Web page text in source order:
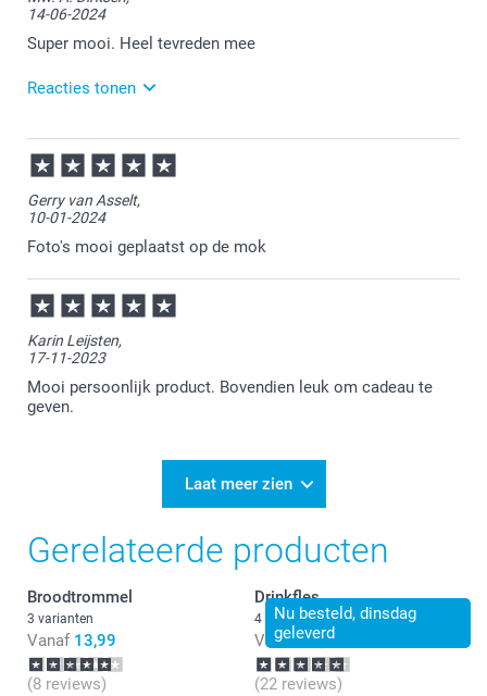
Graag tot ziens op onze website!
14-06-2024
Super mooi. Heel tevreden mee
Reacties tonen
14-06-2024
16:39
Wat leuk om te lezen dat je blij bent met je nieuwe
mok. Wij wensen je er veel plezier mee!
Gerry van Asselt,
10-01-2024
Foto's mooi geplaatst op de mok
Karin Leijsten,
17-11-2023
Mooi persoonlijk product. Bovendien leuk om cadeau te
geven.
Laat meer zien
Gerelateerde producten
Broodtrommel
3 varianten
Vanaf 13,99
(8 reviews)
Nu besteld, dinsdag
geleverd
Drinkfles
4 varianten
Vanaf 26,99
(22 reviews)